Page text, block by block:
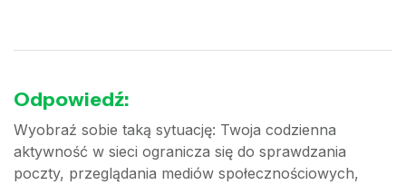
Odpowiedź:
Wyobraź sobie taką sytuację: Twoja codzienna
aktywność w sieci ogranicza się do sprawdzania
poczty, przeglądania mediów społecznościowych,